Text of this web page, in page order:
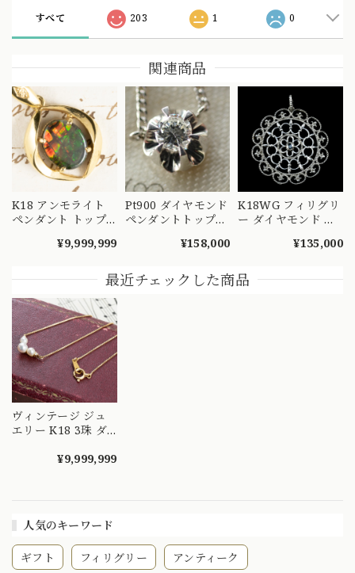
人気のキーワード
ギフト フィリグリー アンティーク
すべて 203 1 0
関連商品
K18 アンモライト
ペンダント トップ
の宝石 CHP00281
¥9,999,999
Pt900 ダイヤモンド
ペンダントトップ
昭和レトロ ヴィン
ェーン ネックレス
MOP00286 S
¥158,000
K18WG フィリグリ
ー ダイヤモンド ペ
0.10ct ホワイトゴー
ーフ MOP00292
¥135,000
最近チェックした商品
ヴィンテージ ジュ
エリー K18 3珠 ダ
パール シンプルデ
¥9,999,999